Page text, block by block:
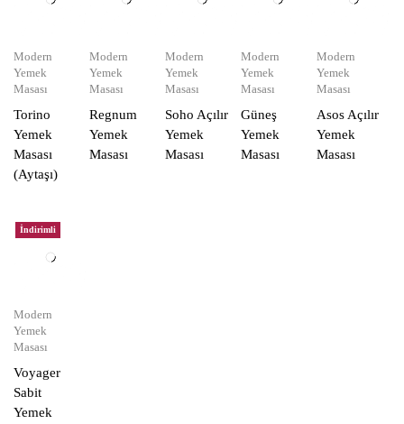
Modern
Yemek
Masası
Torino
Yemek
Masası
(Aytaşı)
Modern
Yemek
Masası
Regnum
Yemek
Masası
Modern
Yemek
Masası
Soho Açılır
Yemek
Masası
Modern
Yemek
Masası
Güneş
Yemek
Masası
Modern
Yemek
Masası
Asos Açılır
Yemek
Masası
İndirimli
Modern
Yemek
Masası
Voyager
Sabit
Yemek